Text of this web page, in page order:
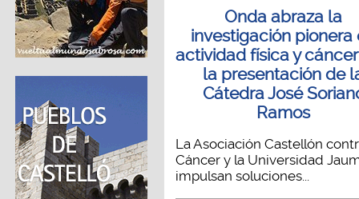
Onda abraza la
investigación pionera
actividad física y
la presentación de
Cátedra José
Ramos
La Asociación Castellón
Cáncer y la Universidad
impulsan soluciones...